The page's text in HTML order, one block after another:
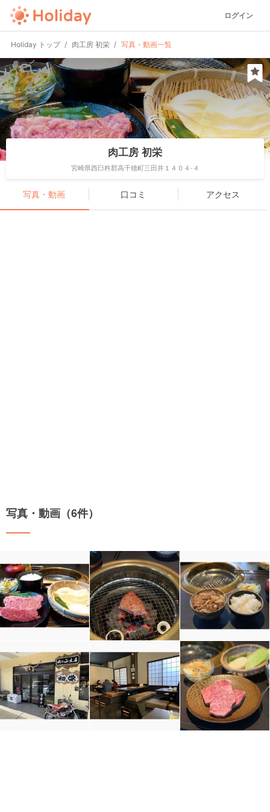
ログイン
Holiday トップ 肉工房 初栄 写真・動画一覧
肉工房 初栄
宮崎県西臼杵郡高千穂町三田井１４０４-４
写真・動画 口コミ アクセス
写真・動画（6件）